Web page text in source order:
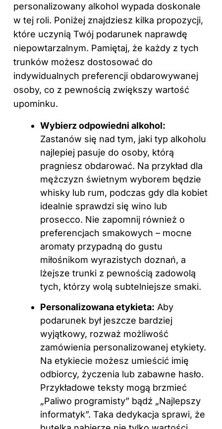
personalizowany alkohol wypada doskonale
w tej roli. Poniżej znajdziesz kilka propozycji,
które uczynią Twój podarunek naprawdę
niepowtarzalnym. Pamiętaj, że każdy z tych
trunków możesz dostosować do
indywidualnych preferencji obdarowywanej
osoby, co z pewnością zwiększy wartość
upominku.
Wybierz odpowiedni alkohol:
Zastanów się nad tym, jaki typ alkoholu
najlepiej pasuje do osoby, którą
pragniesz obdarować. Na przykład dla
mężczyzn świetnym wyborem będzie
whisky lub rum, podczas gdy dla kobiet
idealnie sprawdzi się wino lub
prosecco. Nie zapomnij również o
preferencjach smakowych – mocne
aromaty przypadną do gustu
miłośnikom wyrazistych doznań, a
lżejsze trunki z pewnością zadowolą
tych, którzy wolą subtelniejsze smaki.
Personalizowana etykieta: Aby
podarunek był jeszcze bardziej
wyjątkowy, rozważ możliwość
zamówienia personalizowanej etykiety.
Na etykiecie możesz umieścić imię
odbiorcy, życzenia lub zabawne hasło.
Przykładowe teksty mogą brzmieć
„Paliwo programisty” bądź „Najlepszy
informatyk”. Taka dedykacja sprawi, że